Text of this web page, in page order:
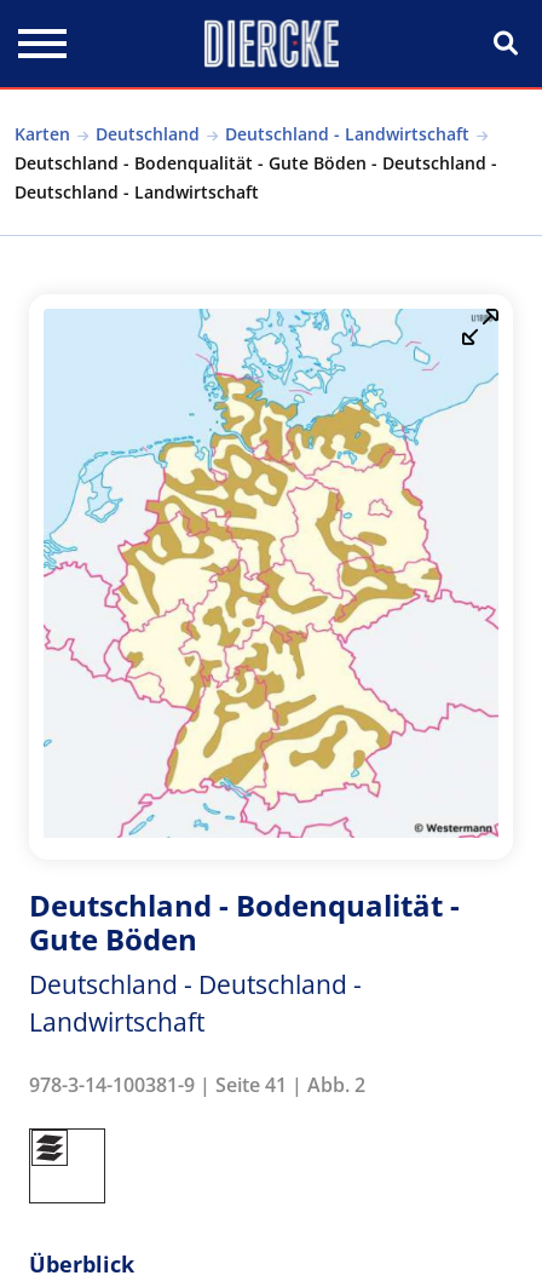
Karten Deutschland
Deutschland - Landwirtschaft
Deutschland - Bodenqualität - Gute Böden - Deutschland -
Deutschland - Landwirtschaft
Deutschland - Bodenqualität -
Gute Böden
Deutschland - Deutschland -
Landwirtschaft
978-3-14-100381-9 | Seite 41 | Abb. 2
Überblick